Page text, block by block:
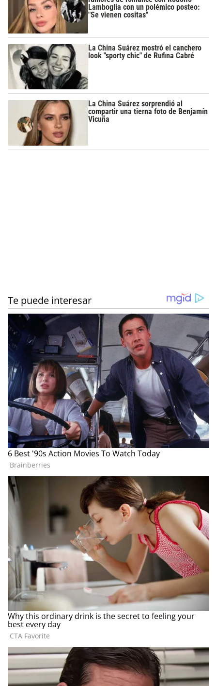
Lamboglia con un polémico posteo:
"Se vienen cositas"
La China Suárez mostró el canchero
look "sporty chic" de Rufina Cabré
La China Suárez sorprendió al
compartir una tierna foto de Benjamín
Vicuña